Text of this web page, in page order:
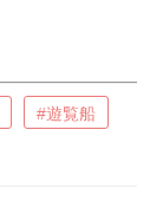
#遊覧船